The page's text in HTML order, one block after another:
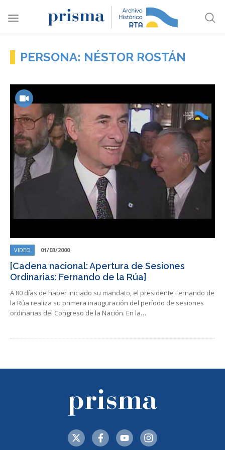
PERSONA: NÉSTOR ROSTÁN
VIDEO 01/03/2000
[Cadena nacional: Apertura de Sesiones
Ordinarias: Fernando de la Rúa]
A 80 días de haber iniciado su mandato, el presidente Fernando de
la Rúa realiza su primera inauguración del período de sesiones
ordinarias del Congreso de la Nación. En la…